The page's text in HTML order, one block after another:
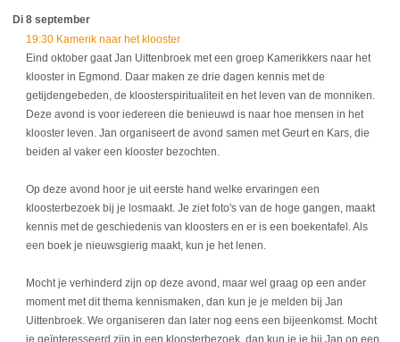
Di 8 september
19:30 Kamerik naar het klooster
Eind oktober gaat Jan Uittenbroek met een groep Kamerikkers naar het
klooster in Egmond. Daar maken ze drie dagen kennis met de
getijdengebeden, de kloosterspiritualiteit en het leven van de monniken.
Deze avond is voor iedereen die benieuwd is naar hoe mensen in het
klooster leven. Jan organiseert de avond samen met Geurt en Kars, die
beiden al vaker een klooster bezochten.
Op deze avond hoor je uit eerste hand welke ervaringen een
kloosterbezoek bij je losmaakt. Je ziet foto's van de hoge gangen, maakt
kennis met de geschiedenis van kloosters en er is een boekentafel. Als
een boek je nieuwsgierig maakt, kun je het lenen.
Mocht je verhinderd zijn op deze avond, maar wel graag op een ander
moment met dit thema kennismaken, dan kun je je melden bij Jan
Uittenbroek. We organiseren dan later nog eens een bijeenkomst. Mocht
je geïnteresseerd zijn in een kloosterbezoek, dan kun je je bij Jan op een